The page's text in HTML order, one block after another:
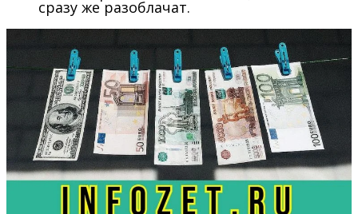
сразу же разоблачат.